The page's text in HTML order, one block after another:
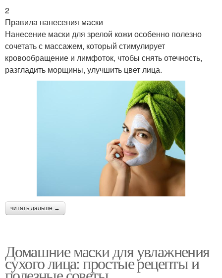
2
Правила нанесения маски
Нанесение маски для зрелой кожи особенно полезно
сочетать с массажем, который стимулирует
кровообращение и лимфоток, чтобы снять отечность,
разгладить морщины, улучшить цвет лица.
читать дальше →
Домашние маски для увлажнения
сухого лица: простые рецепты и